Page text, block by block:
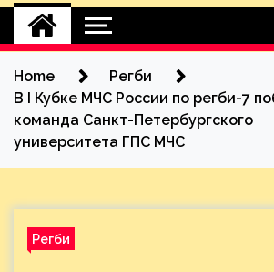
Home
Регби
В I Кубке МЧС России по регби-7
команда Санкт-Петербургского
университета ГПС МЧС
Регби